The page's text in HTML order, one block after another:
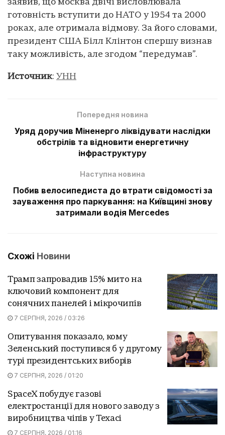
заявив, що москва двічі висловлювала
готовність вступити до НАТО у 1954 та 2000
роках, але отримала відмову. За його словами,
президент США Білл Клінтон спершу визнав
таку можливість, але згодом “передумав”.
Источник: УНН
Попередня новина
Уряд доручив Міненерго ліквідувати наслідки
обстрілів та відновити енергетичну
інфраструктуру
Наступна новина
Побив велосипедиста до втрати свідомості за
зауваження про паркування: на Київщині знову
затримали водія Mercedes
Схожі Новини
Трамп запровадив 15% мито на
ключовий компонент для
сонячних панелей і мікрочипів
7 СЕРПНЯ, 2026 / 03:26
Опитування показало, кому
Зеленський поступився б у другому
турі президентських виборів
7 СЕРПНЯ, 2026 / 01:20
SpaceX побудує газові
електростанції для нового заводу з
виробництва чіпів у Техасі
7 СЕРПНЯ, 2026 / 01:16